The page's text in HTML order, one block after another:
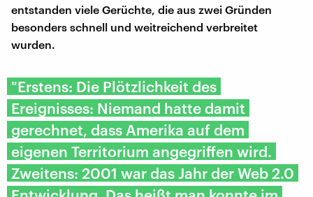
entstanden viele Gerüchte, die aus zwei Gründen
besonders schnell und weitreichend verbreitet
wurden.
"Erstens: Die Plötzlichkeit des
Ereignisses: Niemand hatte damit
gerechnet, dass Amerika auf dem
eigenen Territorium angegriffen wird.
Zweitens: 2001 war das Jahr der Web 2.0